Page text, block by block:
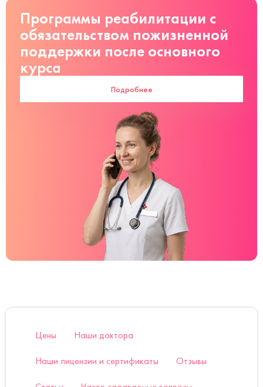
Программы реабилитации с
обязательством пожизненной
поддержки после основного
курса
Подробнее
Цены Наши доктора
Наши лицензии и сертификаты Отзывы